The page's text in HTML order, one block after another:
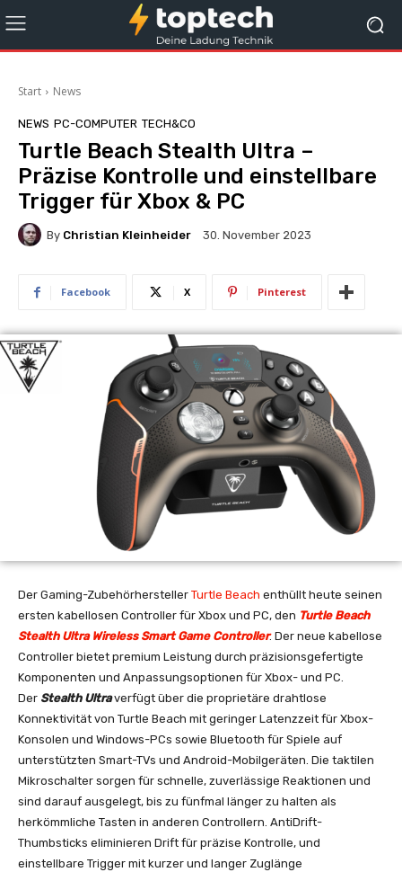
Start News
NEWS PC-COMPUTER TECH&CO
Turtle Beach Stealth Ultra –
Präzise Kontrolle und einstellbare
Trigger für Xbox & PC
By Christian Kleinheider 30. November 2023
Facebook X Pinterest
Der Gaming-Zubehörhersteller Turtle Beach enthüllt heute seinen
ersten kabellosen Controller für Xbox und PC, den Turtle Beach
Stealth Ultra Wireless Smart Game Controller. Der neue kabellose
Controller bietet premium Leistung durch präzisionsgefertigte
Komponenten und Anpassungsoptionen für Xbox- und PC.
Der Stealth Ultraverfügt über die proprietäre drahtlose
Konnektivität von Turtle Beach mit geringer Latenzzeit für Xbox-
Konsolen und Windows-PCs sowie Bluetooth für Spiele auf
unterstützten Smart-TVs und Android-Mobilgeräten. Die taktilen
Mikroschalter sorgen für schnelle, zuverlässige Reaktionen und
sind darauf ausgelegt, bis zu fünfmal länger zu halten als
herkömmliche Tasten in anderen Controllern. AntiDrift-
Thumbsticks eliminieren Drift für präzise Kontrolle, und
einstellbare Trigger mit kurzer und langer Zuglänge